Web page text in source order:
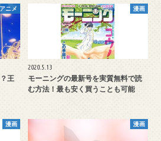
アニメ
王
漫画
2020.5.13
モーニングの最新号を実質無料で読
む方法！最も安く買うことも可能
漫画 漫画